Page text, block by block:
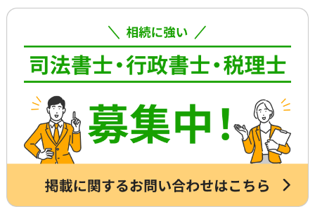
る場合、平日昼間に何度も役所に行くな
どさらに時間がかかるので、専門家に任
せたほうが早く確実に手続きが進み、ス
トレスもなく安心でしょう。
却支援、のこされた高齢のご家族の見守
り・介護支援、相続した財産の資産運用
のご相談、本位牌や法要・海洋散骨・お
墓など仏事に関するご相談などです。
詳しくは専門スタッフまでお問合せくだ